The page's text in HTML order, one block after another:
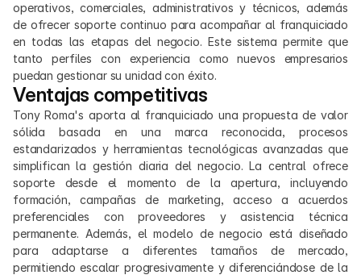
operativos, comerciales, administrativos y técnicos, además
de ofrecer soporte continuo para acompañar al franquiciado
en todas las etapas del negocio. Este sistema permite que
tanto perfiles con experiencia como nuevos empresarios
puedan gestionar su unidad con éxito.
Ventajas competitivas
Tony Roma's aporta al franquiciado una propuesta de valor
sólida basada en una marca reconocida, procesos
estandarizados y herramientas tecnológicas avanzadas que
simplifican la gestión diaria del negocio. La central ofrece
soporte desde el momento de la apertura, incluyendo
formación, campañas de marketing, acceso a acuerdos
preferenciales con proveedores y asistencia técnica
permanente. Además, el modelo de negocio está diseñado
para adaptarse a diferentes tamaños de mercado,
permitiendo escalar progresivamente y diferenciándose de la